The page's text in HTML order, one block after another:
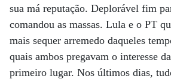
sua má reputação. Deplorável fim
comandou as massas. Lula e o PT
mais sequer arremedo daqueles
quais ambos pregavam o interesse
primeiro lugar. Nos últimos dias,